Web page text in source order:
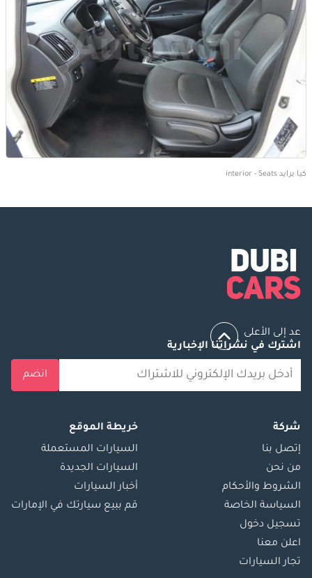
كيا برايد interior - Seats
عد إلى الأعلى
اشترك في نشراتنا الإخبارية
انضم
شركة
إتصل بنا
من نحن
الشروط والأحكام
السياسة الخاصة
تسجيل دخول
اعلن معنا
تجار السيارات
خريطة الموقع
السيارات المستعملة
السيارات الجديدة
أخبار السيارات
قم ببيع سيارتك في الإمارات